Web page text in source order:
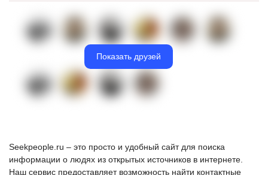
Показать друзей
Seekpeople.ru – это просто и удобный сайт для поиска
информации о людях из открытых источников в интернете.
Наш сервис предоставляет возможность найти контактные